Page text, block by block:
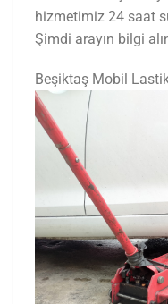
hizmetimiz 24 saat
Şimdi arayın bilgi
Beşiktaş Mobil